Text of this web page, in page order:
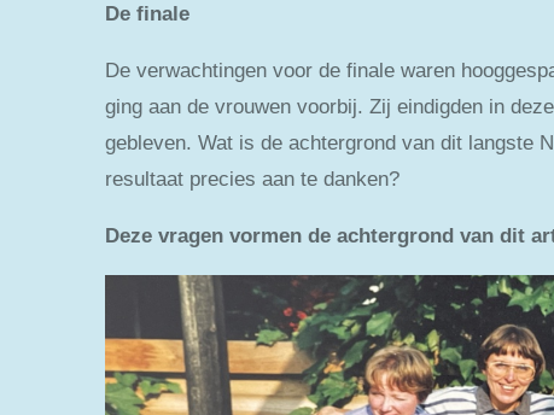
De finale
De verwachtingen voor de finale waren
ging aan de vrouwen voorbij. Zij eindigden in
gebleven. Wat is de achtergrond van dit langste
resultaat precies aan te danken?
Deze vragen vormen de achtergrond van dit